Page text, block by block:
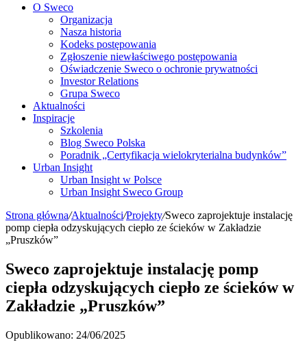
O Sweco
Organizacja
Nasza historia
Kodeks postępowania
Zgłoszenie niewłaściwego postępowania
Oświadczenie Sweco o ochronie prywatności
Investor Relations
Grupa Sweco
Aktualności
Inspiracje
Szkolenia
Blog Sweco Polska
Poradnik „Certyfikacja wielokryterialna budynków”
Urban Insight
Urban Insight w Polsce
Urban Insight Sweco Group
Strona główna/Aktualności/Projekty/Sweco zaprojektuje instalację
pomp ciepła odzyskujących ciepło ze ścieków w Zakładzie
„Pruszków”
Sweco zaprojektuje instalację pomp
ciepła odzyskujących ciepło ze ścieków w
Zakładzie „Pruszków”
Opublikowano: 24/06/2025